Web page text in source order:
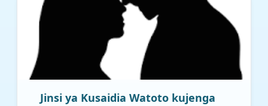
Jinsi ya Kusaidia Watoto kujenga